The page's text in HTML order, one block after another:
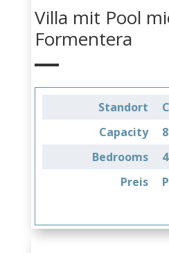
Villa mit Pool
Formentera
Standort
Capacity
Bedrooms
4
Preis